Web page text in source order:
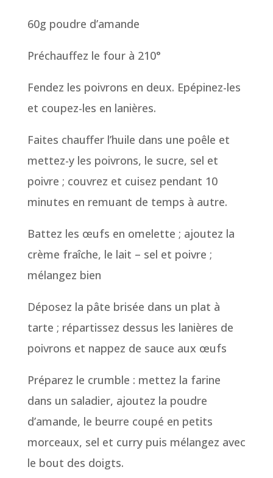
60g poudre d’amande
Préchauffez le four à 210°
Fendez les poivrons en deux. Epépinez-les
et coupez-les en lanières.
Faites chauffer l’huile dans une poêle et
mettez-y les poivrons, le sucre, sel et
poivre ; couvrez et cuisez pendant 10
minutes en remuant de temps à autre.
Battez les œufs en omelette ; ajoutez la
crème fraîche, le lait – sel et poivre ;
mélangez bien
Déposez la pâte brisée dans un plat à
tarte ; répartissez dessus les lanières de
poivrons et nappez de sauce aux œufs
Préparez le crumble : mettez la farine
dans un saladier, ajoutez la poudre
d’amande, le beurre coupé en petits
morceaux, sel et curry puis mélangez avec
le bout des doigts.